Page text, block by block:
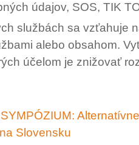
údajov, SOS,TIK
službách sa vzťahuje
alebo obsahom.
účelom je znižovať